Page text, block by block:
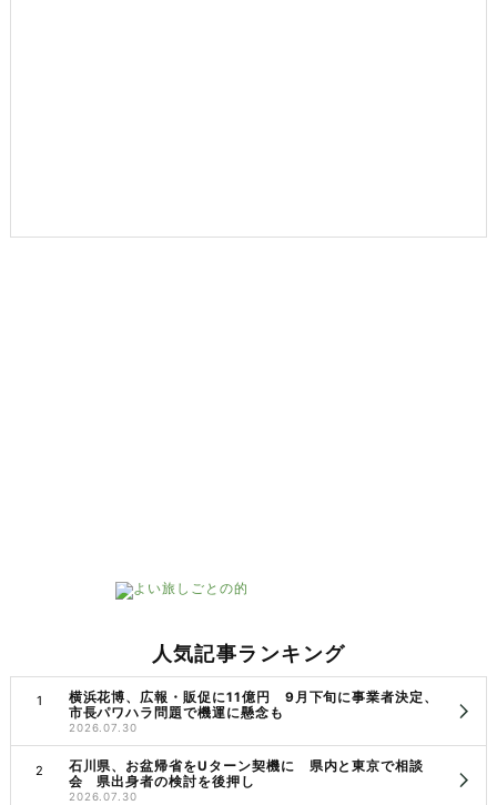
人気記事ランキング
横浜花博、広報・販促に11億円 9月下旬に事業者決定、
市長パワハラ問題で機運に懸念も
2026.07.30
石川県、お盆帰省をUターン契機に 県内と東京で相談
会 県出身者の検討を後押し
2026.07.30